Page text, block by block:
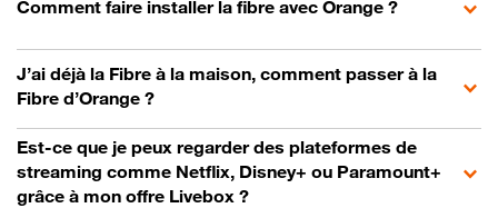
Comment faire installer la fibre avec Orange ?
J’ai déjà la Fibre à la maison, comment passer à la
Fibre d’Orange ?
Est-ce que je peux regarder des plateformes de
streaming comme Netflix, Disney+ ou Paramount+
grâce à mon offre Livebox ?